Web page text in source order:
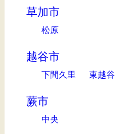
草加市
松原
越谷市
下間久里 東越谷
蕨市
中央